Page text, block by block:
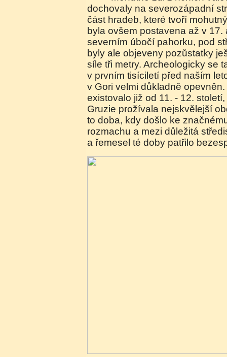
dochovaly na severozápadní
část hradeb, které tvoří
byla ovšem postavena až v 17.
severním úbočí pahorku, pod
byly ale objeveny pozůstatky
síle tři metry. Archeologicky se
v prvním tisíciletí před naším
v Gori velmi důkladně
existovalo již od 11. - 12.
Gruzie prožívala nejskvělejší
to doba, kdy došlo ke
rozmachu a mezi důležitá
a řemesel té doby patřilo